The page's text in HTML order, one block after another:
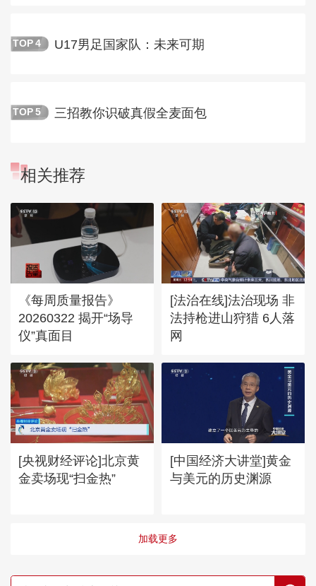
TOP 4 U17男足国家队：未来可期
TOP 5 三招教你识破真假全麦面包
相关推荐
《每周质量报告》
20260322 揭开“场导
仪”真面目
[法治在线]法治现场 非
法持枪进山狩猎 6人落
网
[央视财经评论]北京黄
金卖场现“扫金热”
[中国经济大讲堂]黄金
与美元的历史渊源
加载更多